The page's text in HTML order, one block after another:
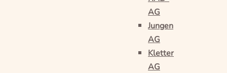
AG
Jungen
AG
Kletter
AG